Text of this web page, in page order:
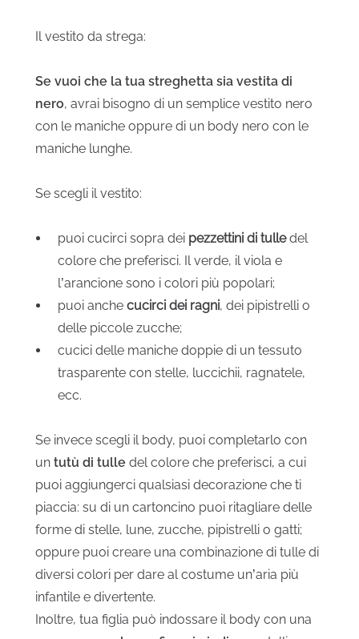
Il vestito da strega:
Se vuoi che la tua streghetta sia vestita di
nero, avrai bisogno di un semplice vestito nero
con le maniche oppure di un body nero con le
maniche lunghe.
Se scegli il vestito:
puoi cucirci sopra dei pezzettini di tulledel
colore che preferisci. Il verde, il viola e
l’arancione sono i colori più popolari;
puoi anche cucirci dei ragni, dei pipistrelli o
delle piccole zucche;
cucici delle maniche doppie di un tessuto
trasparente con stelle, luccichii, ragnatele,
ecc.
Se invece scegli il body, puoi completarlo con
un tutù di tulle del colore che preferisci, a cui
puoi aggiungerci qualsiasi decorazione che ti
piaccia: su di un cartoncino puoi ritagliare delle
forme di stelle, lune, zucche, pipistrelli o gatti;
oppure puoi creare una combinazione di tulle di
diversi colori per dare al costume un’aria più
infantile e divertente.
Inoltre, tua figlia può indossare il body con una